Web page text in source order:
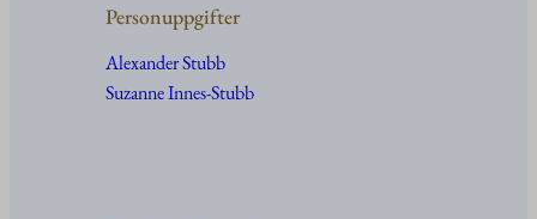
Personuppgifter
Alexander Stubb
Suzanne Innes-Stubb